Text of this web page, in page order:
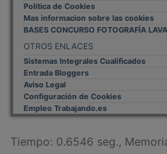
Politica de Cookies
Mas informacion sobre las cookies
BASES CONCURSO FOTOGRAFÍA
OTROS ENLACES
Sistemas Integrales Cualificados
Entrada Bloggers
Aviso Legal
Configuración de Cookies
Empleo Trabajando.es
Tiempo: 0.6546 seg.,